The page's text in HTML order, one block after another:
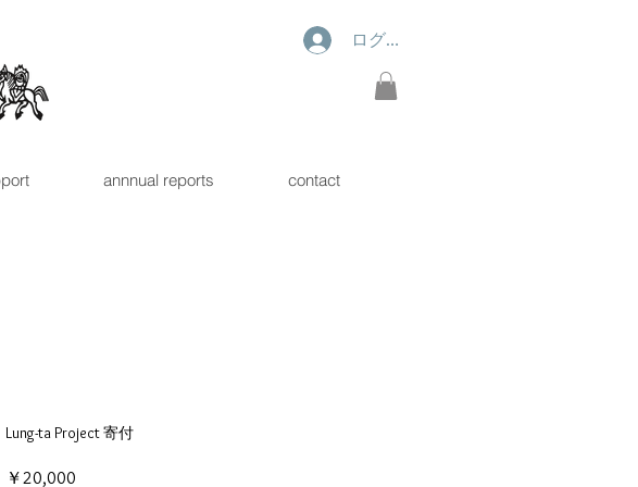
ログイン
annnual reports contact
Lung-ta Project 寄付
￥20,000